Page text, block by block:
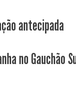
antecipada
no Gauchão